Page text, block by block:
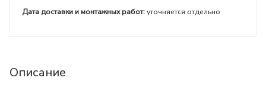
Дата доставки и монтажных работ:уточняется отдельно
Описание